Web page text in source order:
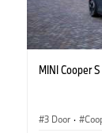
MINI Cooper
3 Door ·